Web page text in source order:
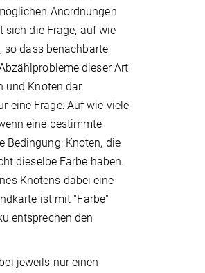
Anordnungen
sich die Frage, auf wie
so dass benachbarte
dieser Art
und Knoten dar.
eine Frage: Auf wie viele
eine bestimmte
Bedingung: Knoten, die
dieselbe Farbe haben.
Knotens dabei eine
ist mit "Farbe"
entsprechen den
jeweils nur einen